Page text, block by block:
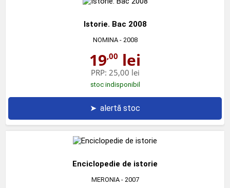
Istorie. Bac 2008
NOMINA- 2008
19,00 lei
PRP: 25,00 lei
stoc indisponibil
➤ alertă stoc
Enciclopedie de istorie
MERONIA- 2007